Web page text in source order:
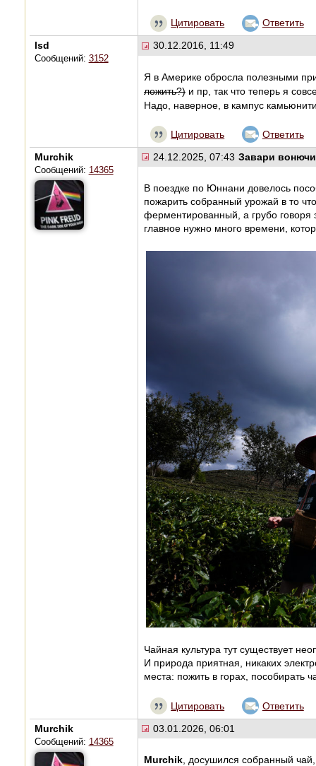
Цитировать Ответить
lsd
Сообщений: 3152
30.12.2016, 11:49
Я в Америке обросла полезными
ложить?)и пр, так что теперь я
Надо, наверное, в кампус
Цитировать Ответить
Murchik
Сообщений: 14365
24.12.2025, 07:43 Завари
В поездке по Юннани довелось
пожарить собранный урожай в то
ферментированный, а грубо
главное нужно много времени,
Чайная культура тут существует
И природа приятная, никаких
места: пожить в горах, пособирать
Цитировать Ответить
Murchik
Сообщений: 14365
03.01.2026, 06:01
Murchik, досушился собранный